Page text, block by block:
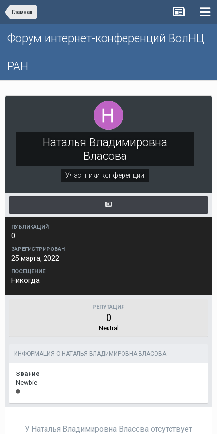
Главная
Форум интернет-конференций ВолНЦ
РАН
Наталья Владимировна
Власова
Участники конференции
ПУБЛИКАЦИЙ
0
ЗАРЕГИСТРИРОВАН
25 марта, 2022
ПОСЕЩЕНИЕ
Никогда
РЕПУТАЦИЯ
0
Neutral
ИНФОРМАЦИЯ О НАТАЛЬЯ ВЛАДИМИРОВНА ВЛАСОВА
Звание
Newbie
У Наталья Владимировна Власова отсутствует